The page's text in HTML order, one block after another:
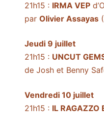
21h15 : IRMA VEP
par Olivier Assayas
Jeudi 9 juillet
21h15 : UNCUT
de Josh et Benny
Vendredi 10 juillet
21h15 : IL RAGAZZO